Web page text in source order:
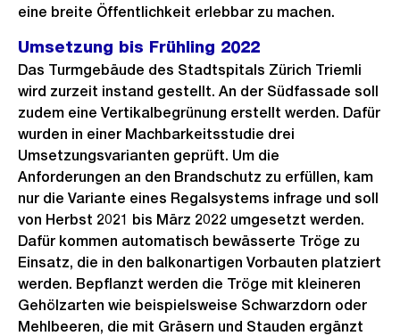
eine breite Öffentlichkeit erlebbar zu machen.
Umsetzung bis Frühling 2022
Das Turmgebäude des Stadtspitals Zürich Triemli
wird zurzeit instand gestellt. An der Südfassade soll
zudem eine Vertikalbegrünung erstellt werden. Dafür
wurden in einer Machbarkeitsstudie drei
Umsetzungsvarianten geprüft. Um die
Anforderungen an den Brandschutz zu erfüllen, kam
nur die Variante eines Regalsystems infrage und soll
von Herbst 2021 bis März 2022 umgesetzt werden.
Dafür kommen automatisch bewässerte Tröge zu
Einsatz, die in den balkonartigen Vorbauten platziert
werden. Bepflanzt werden die Tröge mit kleineren
Gehölzarten wie beispielsweise Schwarzdorn oder
Mehlbeeren, die mit Gräsern und Stauden ergänzt